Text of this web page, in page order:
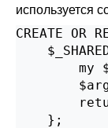
используется
CREATE OR
my
    };